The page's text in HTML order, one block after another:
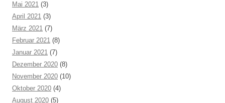
Mai 2021 (3)
April 2021 (3)
März 2021 (7)
Februar 2021 (8)
Januar 2021 (7)
Dezember 2020 (8)
November 2020 (10)
Oktober 2020 (4)
August 2020 (5)